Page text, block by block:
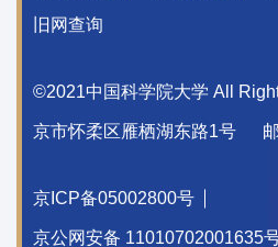
旧网查询
©2021中国科学院大学 All
京市怀柔区雁栖湖东路1号
京ICP备05002800号
京公网安备 11010702001635